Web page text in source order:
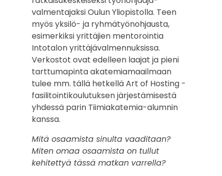
valmentajaksi Oulun Yliopistolla. Teen
myös yksilö- ja ryhmätyönohjausta,
esimerkiksi yrittäjien mentorointia
Intotalon yrittäjävalmennuksissa.
Verkostot ovat edelleen laajat ja pieni
tarttumapinta akatemiamaailmaan
tulee mm. tällä hetkellä Art of Hosting -
fasilitointikoulutuksen järjestämisestä
yhdessä parin Tiimiakatemia-alumnin
kanssa.
Mitä osaamista sinulta vaaditaan?
Miten omaa osaamista on tullut
kehitettyä tässä matkan varrella?